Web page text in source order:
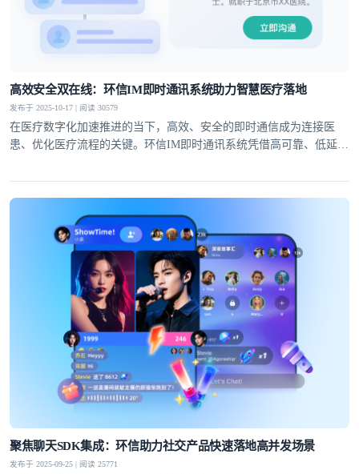
高效安全双在线：环信IM即时通讯系统助力智慧医疗落地
发布于 2025-10-17 | 阅读 30579
在医疗数字化加速推进的当下，高效、安全的即时通信成为连接医
患、优化医疗流程的关键。环信IM即时通讯系统凭借高可靠、低延
诊、医院数字化、智慧医疗三大方向提供多维度的通信支持，显著提
升医疗服务效率与质量
聚焦聊天SDK集成：环信助力社交产品快速落地高并发场景
发布于 2025-09-25 | 阅读 25771
我已阅读并同意通讯云服务条款
提交
不了，谢谢
登录即时通讯云